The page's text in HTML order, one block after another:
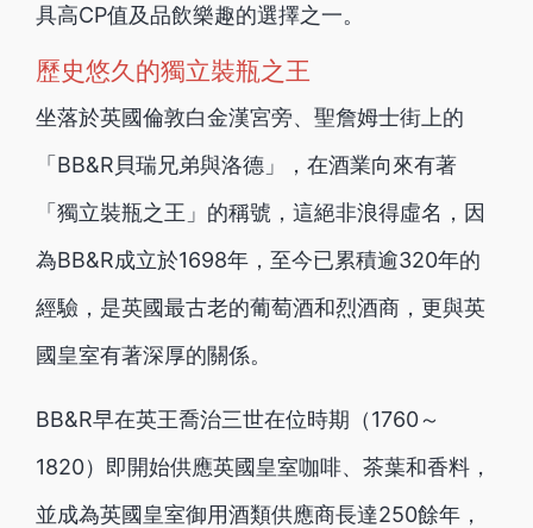
具高CP值及品飲樂趣的選擇之一。
歷史悠久的獨立裝瓶之王
坐落於英國倫敦白金漢宮旁、聖詹姆士街上的
「BB&R貝瑞兄弟與洛德」，在酒業向來有著
「獨立裝瓶之王」的稱號，這絕非浪得虛名，因
為BB&R成立於1698年，至今已累積逾320年的
經驗，是英國最古老的葡萄酒和烈酒商，更與英
國皇室有著深厚的關係。
BB&R早在英王喬治三世在位時期（1760～
1820）即開始供應英國皇室咖啡、茶葉和香料，
並成為英國皇室御用酒類供應商長達250餘年，